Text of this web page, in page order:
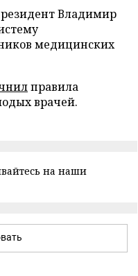
Владимир
медицинских
правила
врачей.
на наши